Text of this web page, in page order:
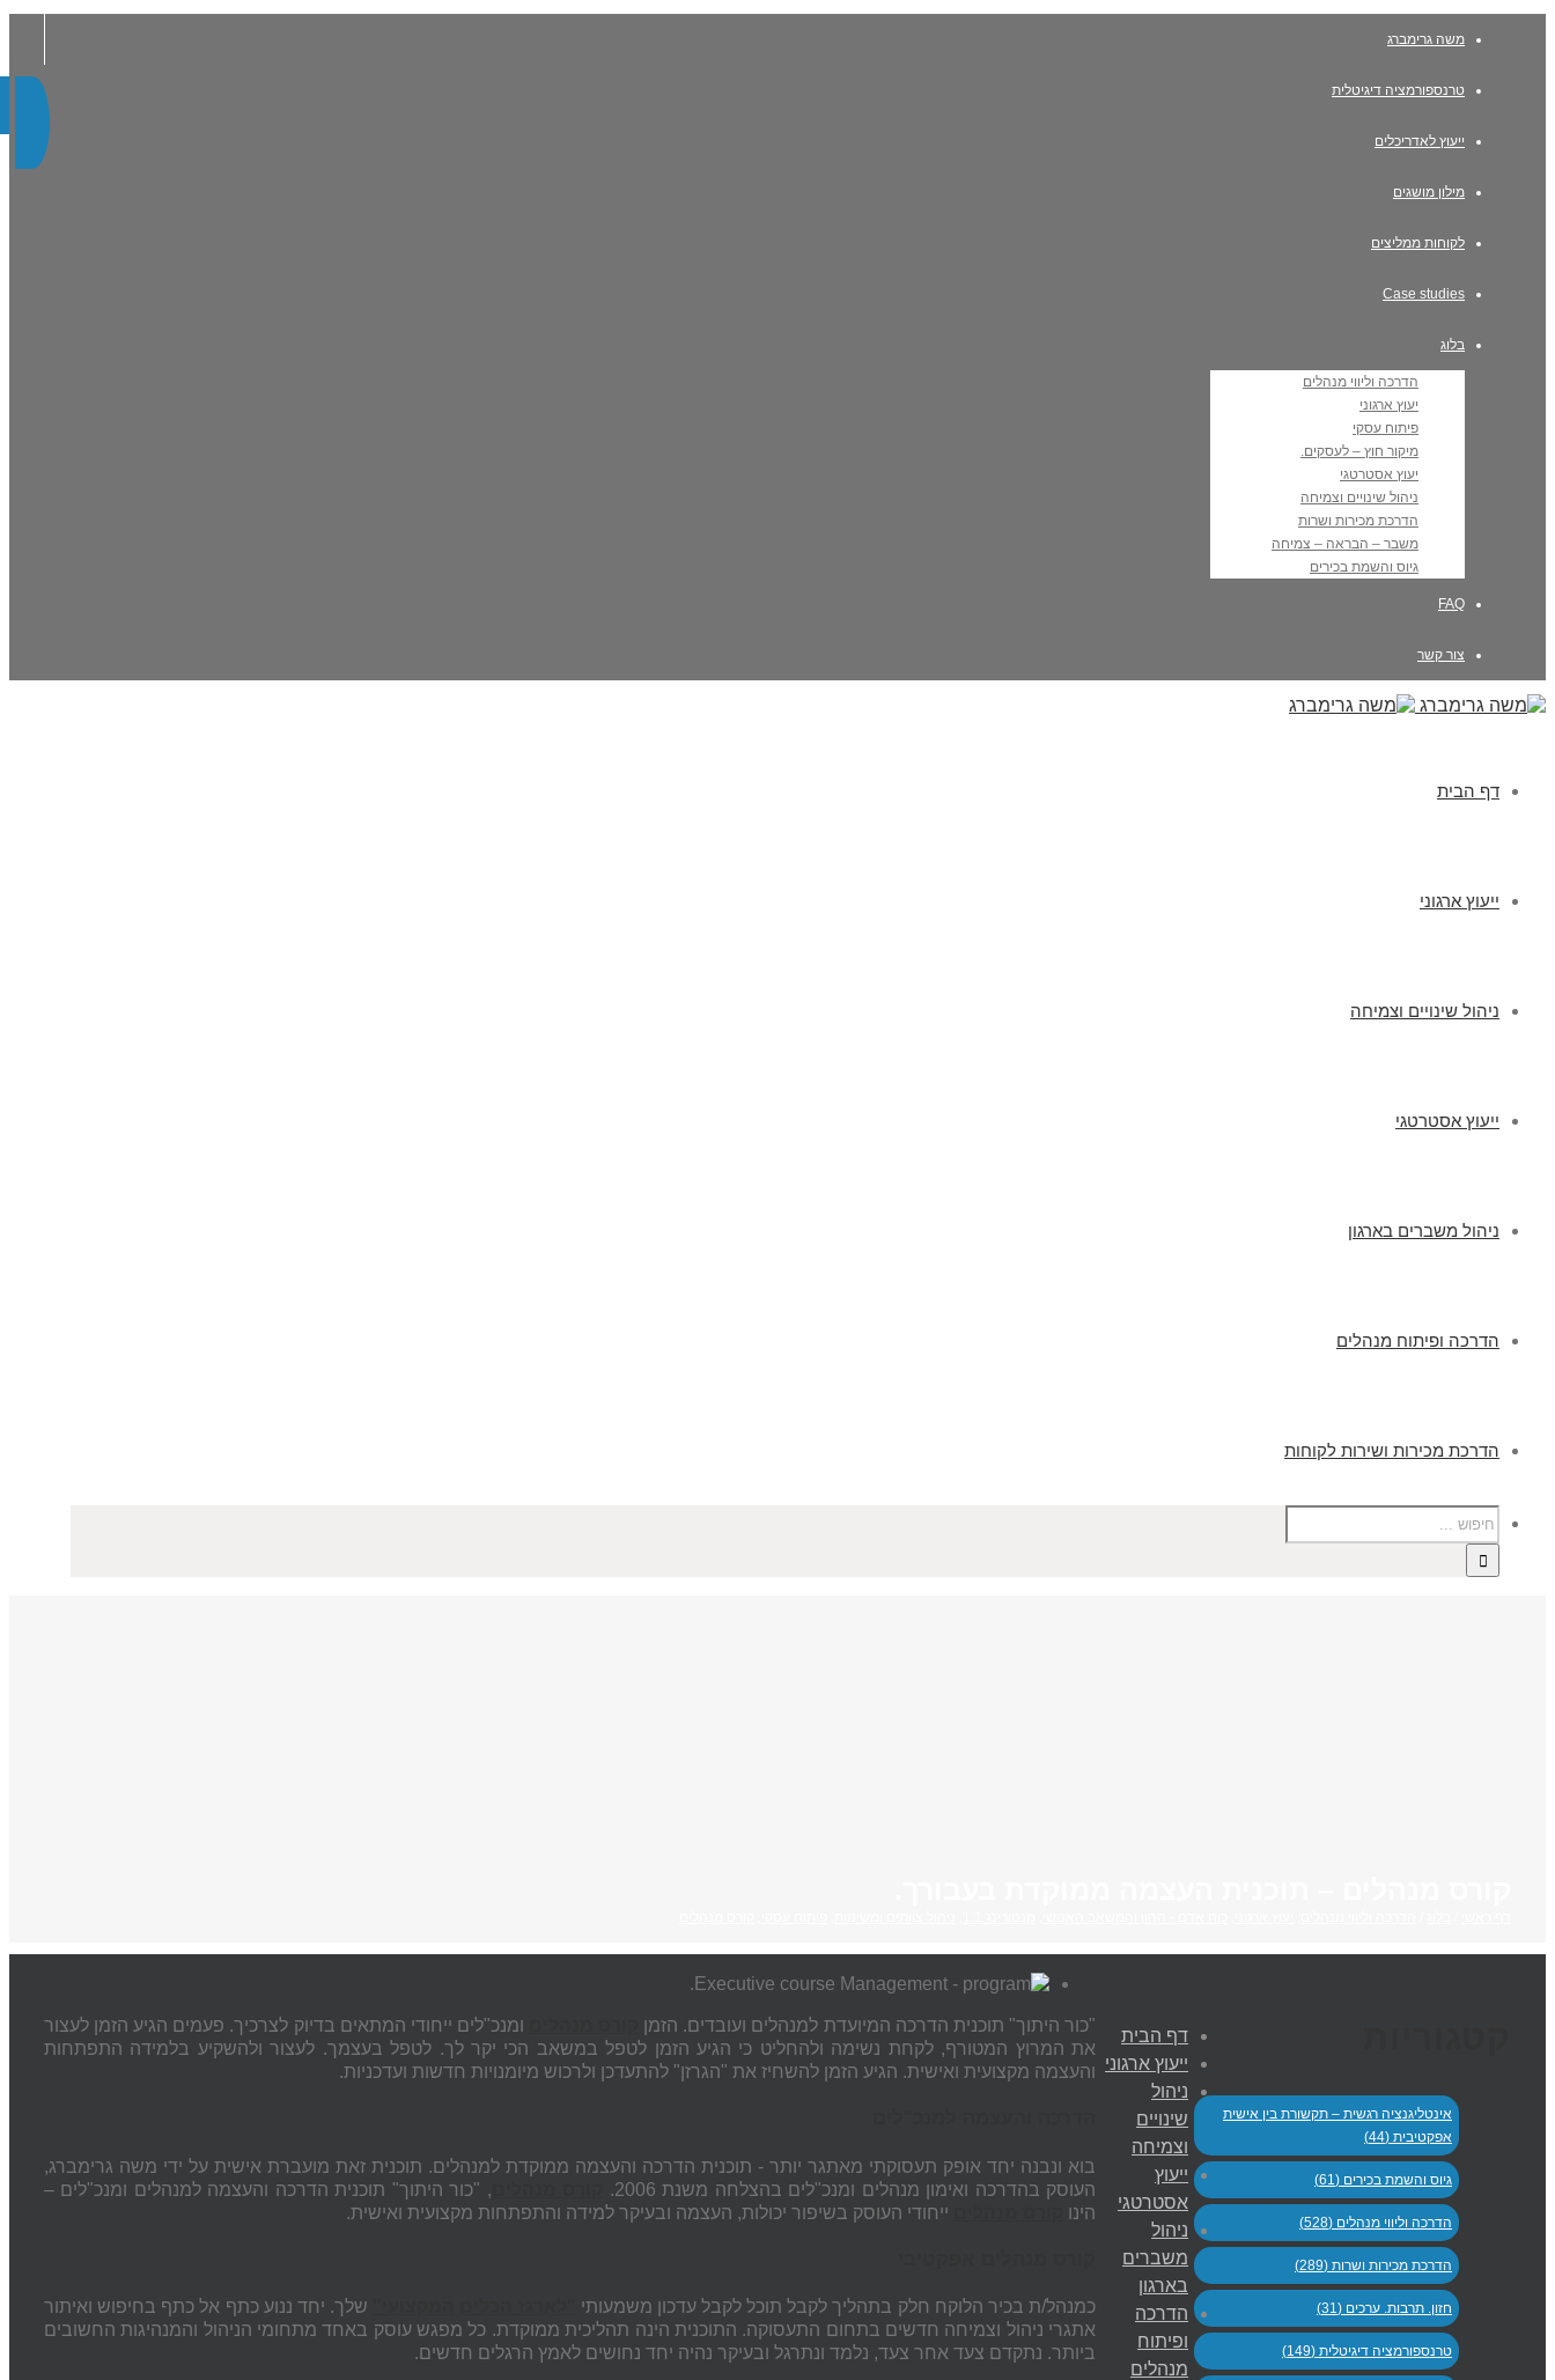
משה גרימברג
טרנספורמציה דיגיטלית
ייעוץ לאדריכלים
מילון מושגים
לקוחות ממליצים
Case studies
בלוג
הדרכה וליווי מנהלים
יעוץ ארגוני
פיתוח עסקי
מיקור חוץ – לעסקים.
יעוץ אסטרטגי
ניהול שינויים וצמיחה
הדרכת מכירות ושרות
משבר – הבראה – צמיחה
גיוס והשמת בכירים
FAQ
צור קשר
דף הבית
ייעוץ ארגוני
ניהול שינויים וצמיחה
ייעוץ אסטרטגי
ניהול משברים בארגון
הדרכה ופיתוח מנהלים
הדרכת מכירות ושירות לקוחות
"כור היתוך" תוכנית הדרכה המיועדת למנהלים ועובדים. הזמן
ומנכ"לים ייחודי המתאים בדיוק לצרכיך. פעמים הגיע הזמן לעצור
את המרוץ המטורף, לקחת נשימה ולהחליט כי הגיע הזמן לטפל במשאב הכי יקר לך. לטפל בעצמך. לעצור ולהשקיע בלמידה התפתחות
והעצמה מקצועית ואישית. הגיע הזמן להשחיז את "הגרזן" להתעדכן ולרכוש מיומנויות חדשות ועדכניות.
בוא ונבנה יחד אופק תעסוקתי מאתגר יותר - תוכנית הדרכה והעצמה ממוקדת למנהלים. תוכנית זאת מועברת אישית על ידי משה גרימברג,
העוסק בהדרכה ואימון מנהלים ומנכ"לים בהצלחה משנת 2006.
, "כור היתוך" תוכנית הדרכה והעצמה למנהלים ומנכ"לים –
הינו
ייחודי העוסק בשיפור יכולות, העצמה ובעיקר למידה והתפתחות מקצועית ואישית.
כמנהל/ת בכיר הלוקח חלק בתהליך לקבל תוכל לקבל עדכון משמעותי
שלך. יחד ננוע כתף אל כתף בחיפוש ואיתור
אתגרי ניהול וצמיחה חדשים בתחום התעסוקה. התוכנית הינה תהליכית ממוקדת. כל מפגש עוסק באחד מתחומי הניהול והמנהיגות החשובים
ביותר. נתקדם צעד אחר צעד, נלמד ונתרגל ובעיקר נהיה יחד נחושים לאמץ הרגלים חדשים.
אינטליגנציה רגשית – תקשורת בין אישית
אפקטיבית (44)
גיוס והשמת בכירים (61)
הדרכה וליווי מנהלים (528)
הדרכת מכירות ושרות (289)
חזון. תרבות. ערכים (31)
טרנספורמציה דיגיטלית (149)
דף הבית
ייעוץ ארגוני
ניהול
שינויים
וצמיחה
ייעוץ
אסטרטגי
ניהול
משברים
בארגון
הדרכה
ופיתוח
מנהלים